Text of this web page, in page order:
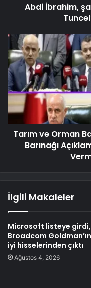
Abdi İbrahim,
Tarım ve Orman
Barınağı
İlgili Makaleler
Microsoft listeye girdi,
Broadcom
iyi hisselerinden çıktı
Ağustos 4, 2026